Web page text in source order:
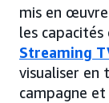
mis en
les capacités
Streaming
visualiser en
campagne